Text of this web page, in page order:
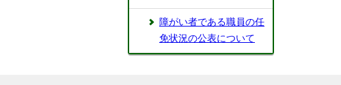
障がい者である職員の任
免状況の公表について